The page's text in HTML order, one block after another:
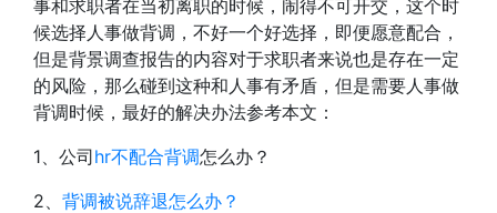
事和求职者在当初离职的时候，闹得不可开交，这个时
候选择人事做背调，不好一个好选择，即便愿意配合，
但是背景调查报告的内容对于求职者来说也是存在一定
的风险，那么碰到这种和人事有矛盾，但是需要人事做
背调时候，最好的解决办法参考本文：
1、公司hr不配合背调怎么办？
2、 背调被说辞退怎么办？